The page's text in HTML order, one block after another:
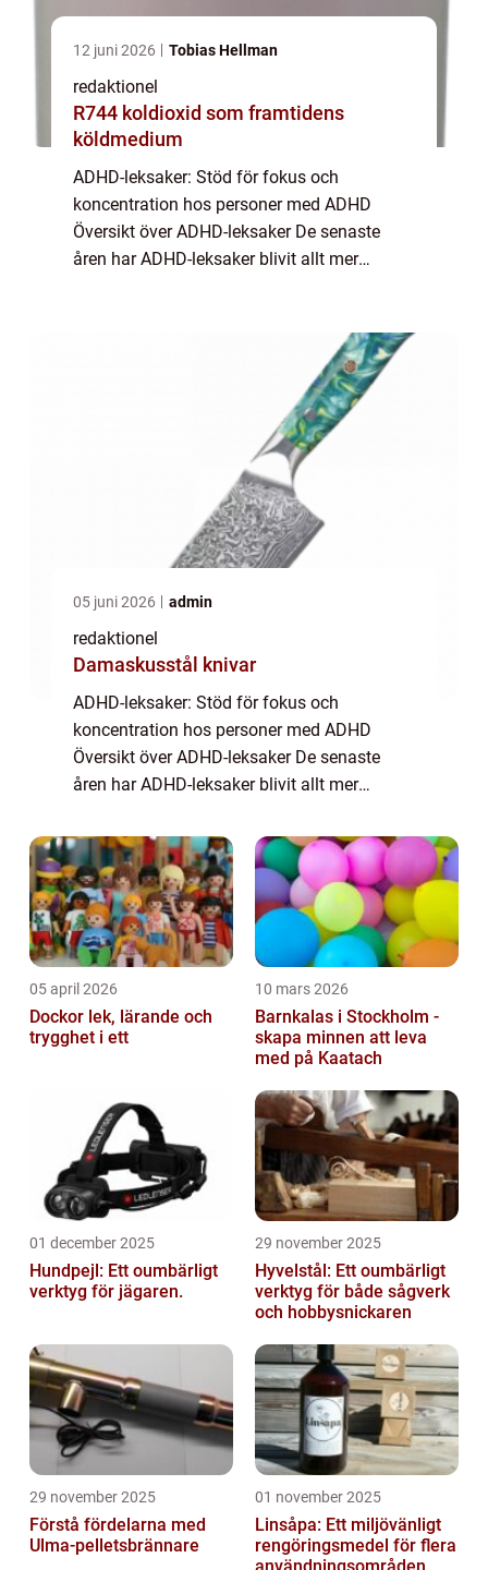
12 juni 2026 Tobias Hellman
redaktionel
R744 koldioxid som framtidens
köldmedium
ADHD-leksaker: Stöd för fokus och
koncentration hos personer med ADHD
Översikt över ADHD-leksaker De senaste
åren har ADHD-leksaker blivit allt mer
05 juni 2026 admin
redaktionel
Damaskusstål knivar
ADHD-leksaker: Stöd för fokus och
koncentration hos personer med ADHD
Översikt över ADHD-leksaker De senaste
åren har ADHD-leksaker blivit allt mer
med ADHD att öka sin fokus och
koncentration. Dessa leksaker ...
05 april 2026
Dockor lek, lärande och
trygghet i ett
10 mars 2026
Barnkalas i Stockholm -
skapa minnen att leva
med på Kaatach
01 december 2025
Hundpejl: Ett oumbärligt
verktyg för jägaren.
29 november 2025
Hyvelstål: Ett oumbärligt
verktyg för både sågverk
och hobbysnickaren
29 november 2025
Förstå fördelarna med
Ulma-pelletsbrännare
01 november 2025
Linsåpa: Ett miljövänligt
rengöringsmedel för flera